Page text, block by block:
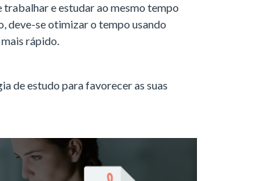
trabalhar e estudar ao mesmo tempo
deve-se otimizar o tempo usando
rápido.
de estudo para favorecer as suas